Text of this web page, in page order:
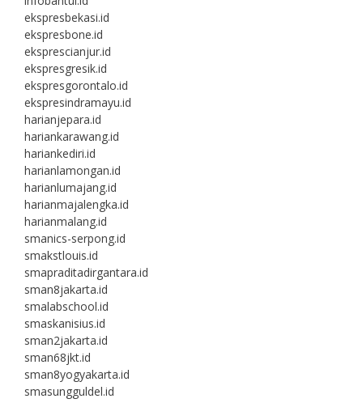
ekspresbekasi.id
ekspresbone.id
eksprescianjur.id
ekspresgresik.id
ekspresgorontalo.id
ekspresindramayu.id
harianjepara.id
hariankarawang.id
hariankediri.id
harianlamongan.id
harianlumajang.id
harianmajalengka.id
harianmalang.id
smanics-serpong.id
smakstlouis.id
smapraditadirgantara.id
sman8jakarta.id
smalabschool.id
smaskanisius.id
sman2jakarta.id
sman68jkt.id
sman8yogyakarta.id
smasungguldel.id